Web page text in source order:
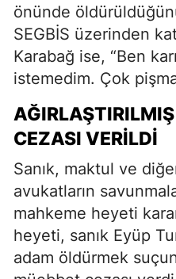
önünde
SEGBİS üzerinden
Karabağ ise, “Ben
istemedim. Çok
CEZASI VERILDI
Sanık, maktul ve
avukatların
mahkeme heyeti
heyeti, sanık Eyüp
adam öldürmek